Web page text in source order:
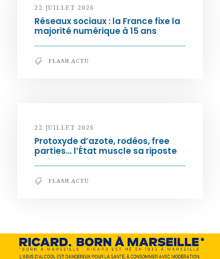
22 JUILLET 2026
Réseaux sociaux : la France fixe la
majorité numérique à 15 ans
FLASH ACTU
22 JUILLET 2026
Protoxyde d’azote, rodéos, free
parties… l’État muscle sa riposte
FLASH ACTU